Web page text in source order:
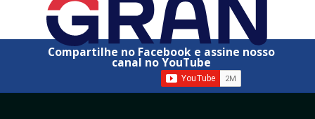
Compartilhe no Facebook e assine nosso
canal no YouTube